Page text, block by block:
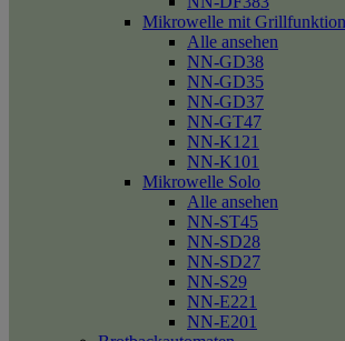
Mikrowelle mit Grillfunktion
Alle ansehen
NN-GD38
NN-GD35
NN-GD37
NN-GT47
NN-K121
NN-K101
Mikrowelle Solo
Alle ansehen
NN-ST45
NN-SD28
NN-SD27
NN-S29
NN-E221
NN-E201